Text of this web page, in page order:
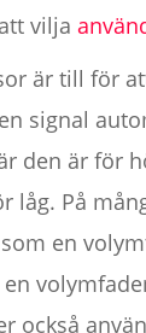
vilja
är till för
signal‍
den är för
låg. På
en
också